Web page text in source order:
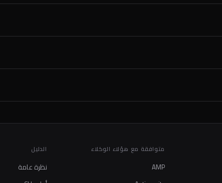
متوافقة مع هؤلاء الوكلاء
AMP
الدليل
نظرة عامة